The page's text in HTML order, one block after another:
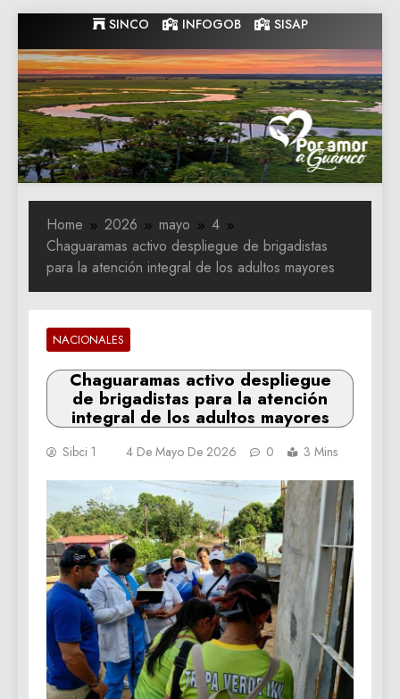
to
content
SINCO INFOGOB SISAP
Gobernacion
de Guarico
Gobernacion de Guarico
Home 2026 mayo
4
Chaguaramas activo despliegue de brigadistas
para la atención integral de los adultos mayores
NACIONALES
Chaguaramas activo despliegue
de brigadistas para la atención
integral de los adultos mayores
Sibci 1 4 De Mayo De 2026 0 3 Mins